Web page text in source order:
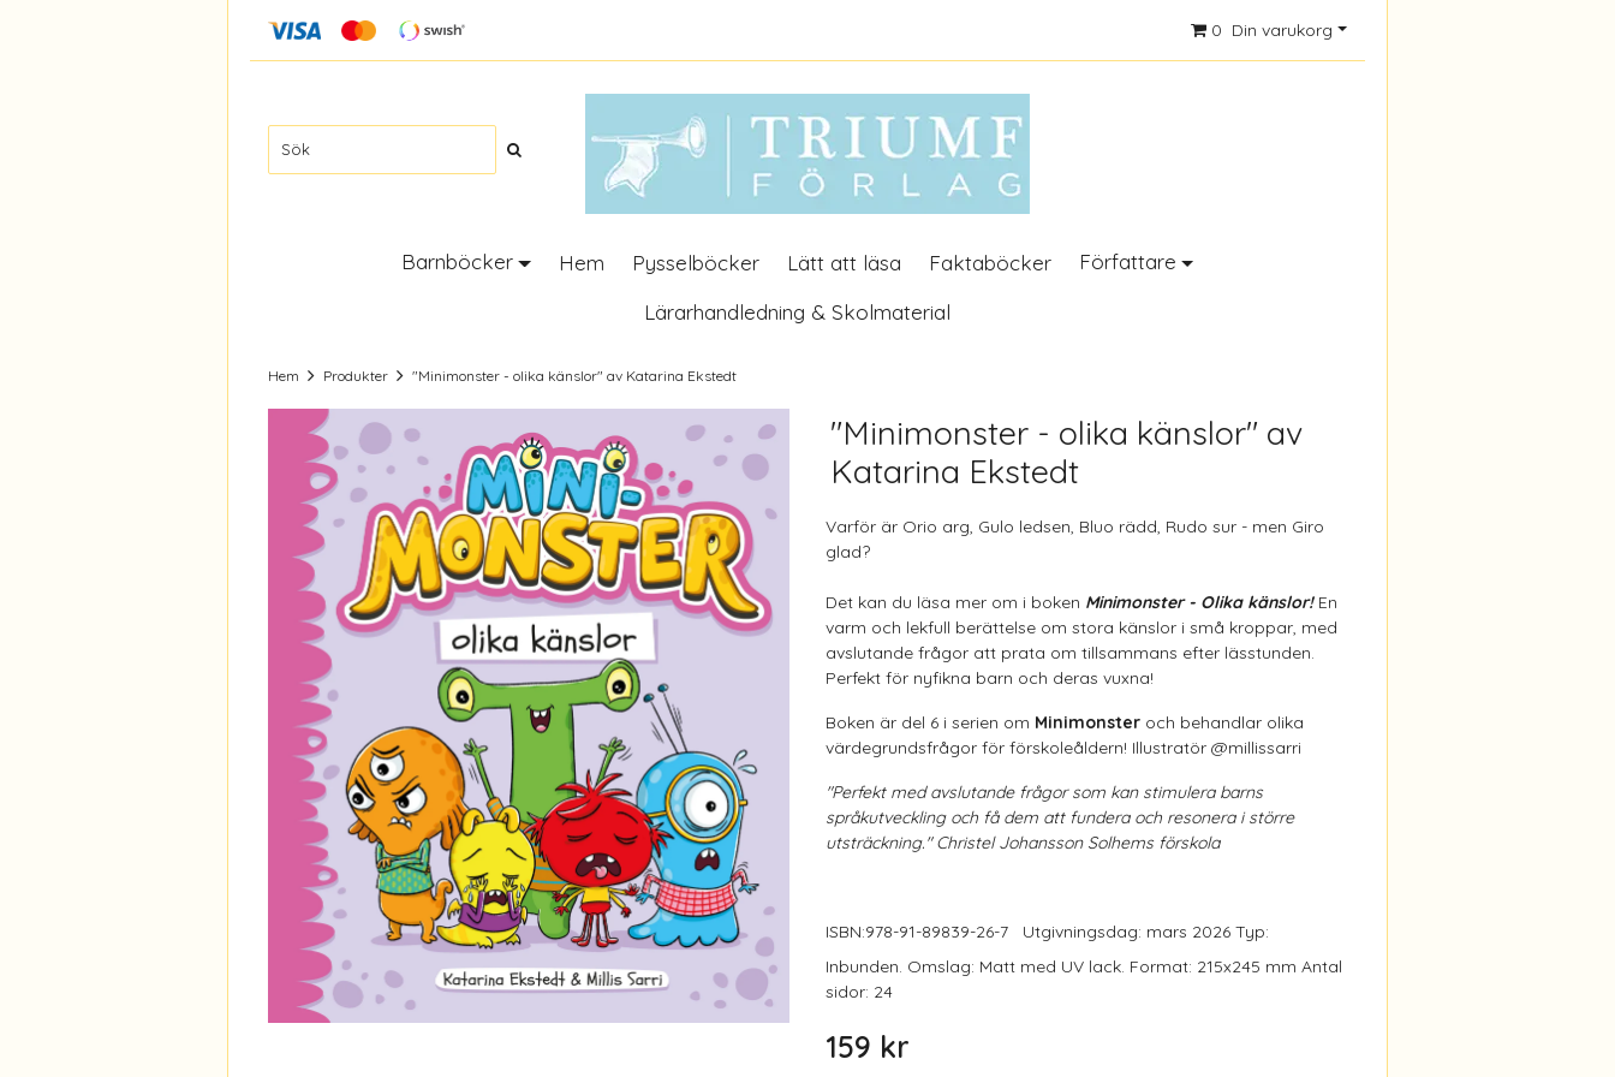
0 Din varukorg
Barnböcker Hem Pysselböcker Lätt att läsa Faktaböcker Författare
Lärarhandledning & Skolmaterial
Hem Produkter "Minimonster - olika känslor" av Katarina Ekstedt
"Minimonster - olika känslor" av
Katarina Ekstedt
Varför är Orio arg, Gulo ledsen, Bluo rädd, Rudo sur - men Giro
glad?
Det kan du läsa mer om i boken Minimonster - Olika känslor!En
varm och lekfull berättelse om stora känslor i små kroppar, med
avslutande frågor att prata om tillsammans efter lässtunden.
Perfekt för nyfikna barn och deras vuxna!
Boken är del 6 i serien om Minimonster och behandlar olika
värdegrundsfrågor för förskoleåldern! Illustratör @millissarri
"Perfekt med avslutande frågor som kan stimulera barns
språkutveckling och få dem att fundera och resonera i större
utsträckning." Christel Johansson Solhems förskola
ISBN:978-91-89839-26-7 Utgivningsdag: mars 2026 Typ:
Inbunden. Omslag: Matt med UV lack. Format: 215x245 mm Antal
sidor: 24
159 kr